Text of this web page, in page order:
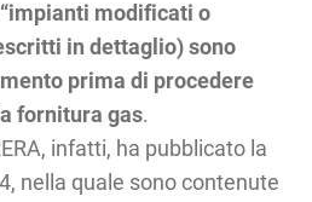
modificati o
in dettaglio) sono
prima di procedere
fornitura gas.
infatti, ha pubblicato la
nella quale sono contenute